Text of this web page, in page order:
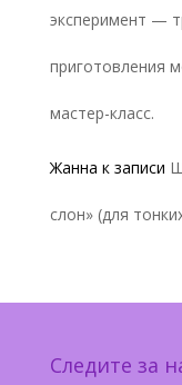
эксперимент —
приготовления
мастер-класс.
Жанна к записи
слон» (для
Следите за